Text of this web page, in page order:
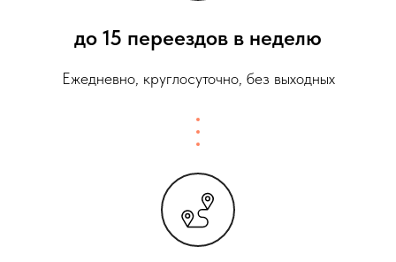
до 15 переездов в неделю
Ежедневно, круглосуточно, без выходных